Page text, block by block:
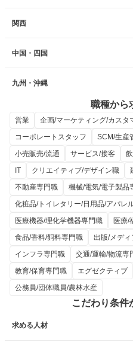
関西
中国・四国
九州・沖縄
職種から
営業
企画/マーケティング/カスタ
コーポレートスタッフ
SCM/生産
小売販売/流通
サービス/接客
IT
クリエイティブ/デザイン職
不動産専門職
機械/電気/電子製品
化粧品/トイレタリー/日用品/アパレ
医療機器/理化学機器専門職
医療/
食品/香料/飼料専門職
出版/メデ
インフラ専門職
交通/運輸/物流専
教育/保育専門職
エグゼクティブ
公務員/団体職員/農林水産
こだわり条件
求める人材